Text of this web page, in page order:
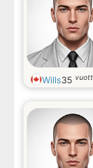
Wills35